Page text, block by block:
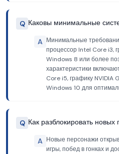
Q Каковы минимальные
A Минимальные
процессор Intel Core i3,
Windows 8 или более
характеристики
Core i5, графику NVIDIA
Windows 10 для
Q Как разблокировать
A Новые персонажи
игры, побед в гонках и